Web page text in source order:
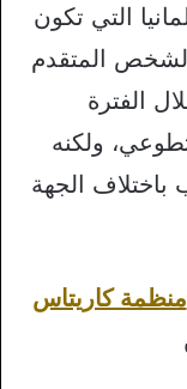
التي تكون
المتقدم
الفترة
ولكنه
باختلاف الجهة
منظمة كاريتاس